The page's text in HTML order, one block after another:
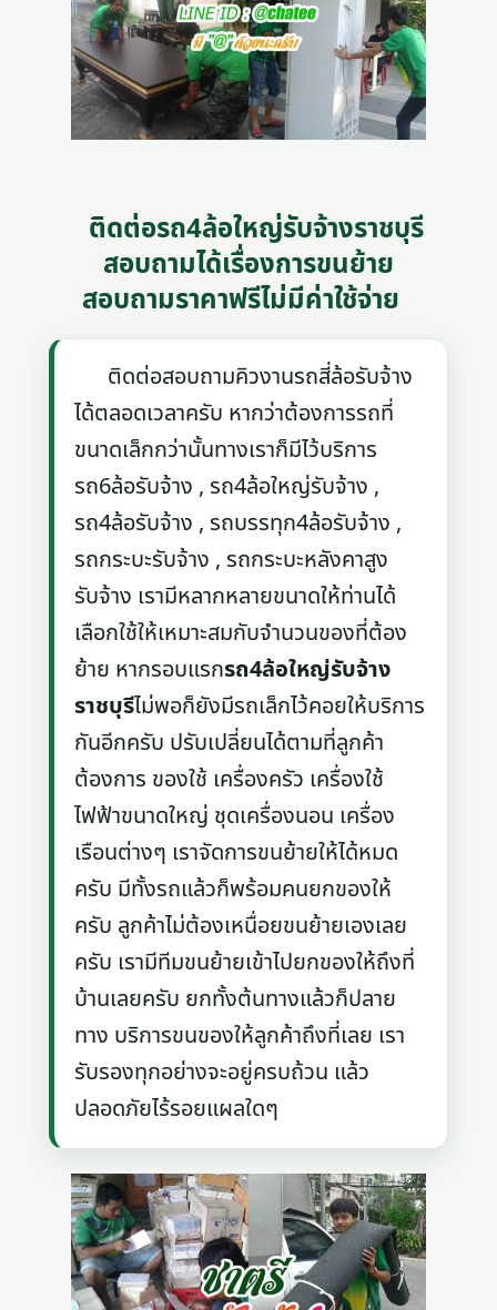
ติดต่อรถ4ล้อใหญ่รับจ้างราชบุรี
สอบถามได้เรื่องการขนย้าย
สอบถามราคาฟรีไม่มีค่าใช้จ่าย
ติดต่อสอบถามคิวงานรถสี่ล้อรับจ้าง
ได้ตลอดเวลาครับ หากว่าต้องการรถที่
ขนาดเล็กกว่านั้นทางเราก็มีไว้บริการ
รถ6ล้อรับจ้าง , รถ4ล้อใหญ่รับจ้าง ,
รถ4ล้อรับจ้าง , รถบรรทุก4ล้อรับจ้าง ,
รถกระบะรับจ้าง , รถกระบะหลังคาสูง
รับจ้าง เรามีหลากหลายขนาดให้ท่านได้
เลือกใช้ให้เหมาะสมกับจำนวนของที่ต้อง
ย้าย หากรอบแรกรถ4ล้อใหญ่รับจ้าง
ราชบุรีไม่พอก็ยังมีรถเล็กไว้คอยให้บริการ
กันอีกครับ ปรับเปลี่ยนได้ตามที่ลูกค้า
ต้องการ ของใช้ เครื่องครัว เครื่องใช้
ไฟฟ้าขนาดใหญ่ ชุดเครื่องนอน เครื่อง
เรือนต่างๆ เราจัดการขนย้ายให้ได้หมด
ครับ มีทั้งรถแล้วก็พร้อมคนยกของให้
ครับ ลูกค้าไม่ต้องเหนื่อยขนย้ายเองเลย
ครับ เรามีทีมขนย้ายเข้าไปยกของให้ถึงที่
บ้านเลยครับ ยกทั้งต้นทางแล้วก็ปลาย
ทาง บริการขนของให้ลูกค้าถึงที่เลย เรา
รับรองทุกอย่างจะอยู่ครบถ้วน แล้ว
ปลอดภัยไร้รอยแผลใดๆ